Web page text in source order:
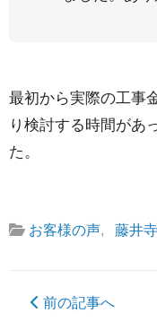
最初から実際の工事
り検討する時間があ
た。
お客様の声, 藤井
前の記事へ